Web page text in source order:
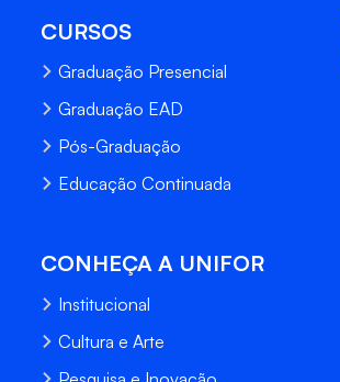
CURSOS
Graduação Presencial
Graduação EAD
Pós-Graduação
Educação Continuada
CONHEÇA A UNIFOR
Institucional
Cultura e Arte